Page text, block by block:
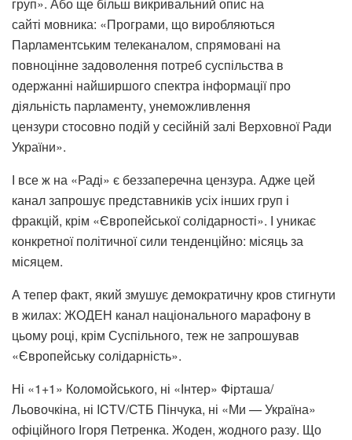
сайті мовника: «Програми, що виробляються
Парламентським телеканалом, спрямовані на
повноцінне задоволення потреб суспільства в
одержанні найширшого спектра інформації про
діяльність парламенту, унеможливлення
цензури стосовно подій у сесійній залі Верховної Ради
України».
І все ж на «Раді» є беззаперечна цензура. Адже цей
канал запрошує представників усіх інших груп і
фракцій, крім «Європейської солідарності». І уникає
конкретної політичної сили тенденційно: місяць за
місяцем.
А тепер факт, який змушує демократичну кров стигнути
в жилах: ЖОДЕН канал національного марафону в
цьому році, крім Суспільного, теж не запрошував
«Європейську солідарність».
Ні «1+1» Коломойського, ні «Інтер» Фірташа/
Льовочкіна, ні ICTV/СТБ Пінчука, ні «Ми — Україна»
офіційного Ігоря Петренка. Жоден, жодного разу. Що